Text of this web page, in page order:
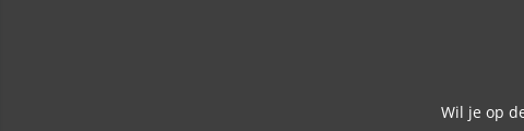
Wil je op